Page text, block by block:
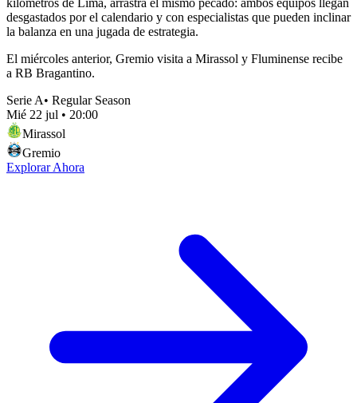
desgastados por el calendario y con especialistas que pueden inclinar
la balanza en una jugada de estrategia.
El miércoles anterior, Gremio visita a Mirassol y Fluminense recibe
a RB Bragantino.
Serie A• Regular Season
Mié 22 jul • 20:00
Mirassol
Gremio
Explorar Ahora